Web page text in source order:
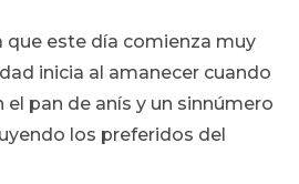
este día comienza muy
inicia al amanecer cuando
el pan de anís y un sinnúmero
los preferidos del